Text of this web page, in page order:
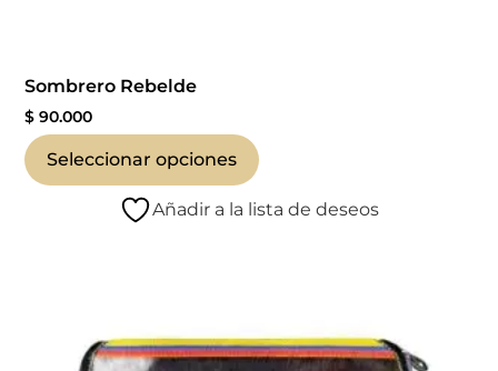
Sombrero Rebelde
$ 90.000
Seleccionar opciones
Añadir a la lista de deseos